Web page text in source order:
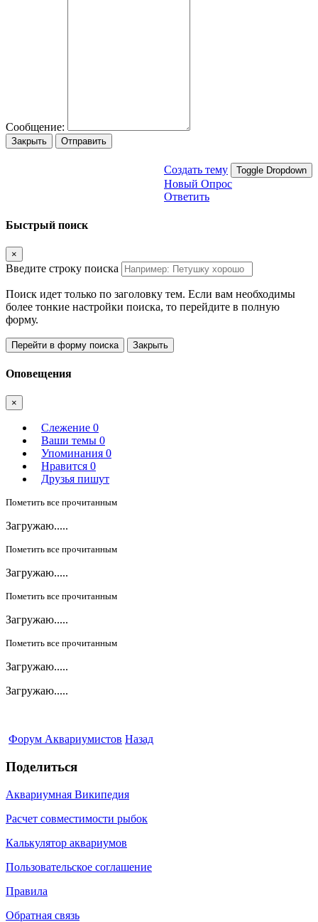
Сообщение:
Закрыть Отправить
Создать тему Toggle Dropdown
Новый Опрос
Ответить
Быстрый поиск
×
Введите строку поиска
Поиск идет только по заголовку тем. Если вам необходимы
более тонкие настройки поиска, то перейдите в полную
форму.
Перейти в форму поиска Закрыть
Оповещения
×
Слежение 0
Ваши темы 0
Упоминания 0
Нравится 0
Друзья пишут
Пометить все прочитанным
Загружаю.....
Пометить все прочитанным
Загружаю.....
Пометить все прочитанным
Загружаю.....
Пометить все прочитанным
Загружаю.....
Загружаю.....
Форум Аквариумистов Назад
Поделиться
Аквариумная Википедия
Расчет совместимости рыбок
Калькулятор аквариумов
Пользовательское соглашение
Правила
Обратная связь